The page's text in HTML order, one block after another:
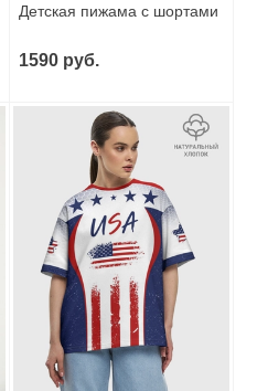
Детская пижама с шортами
1590 руб.